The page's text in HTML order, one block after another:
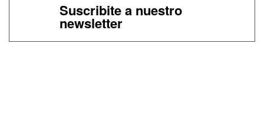
Suscribite a nuestro
newsletter